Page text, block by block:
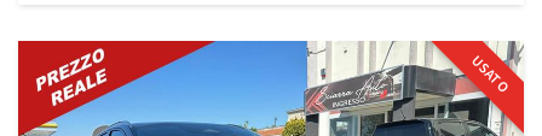
USATO